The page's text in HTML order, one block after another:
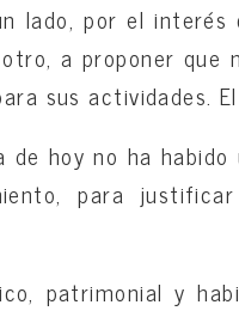
lado, por el
a proponer
sus actividades.
hoy no ha
para
patrimonial y